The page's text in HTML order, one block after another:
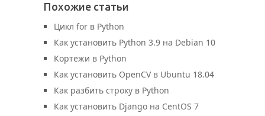
Похожие статьи
Цикл for в Python
Как установить Python 3.9 на Debian 10
Кортежи в Python
Как установить OpenCV в Ubuntu 18.04
Как разбить строку в Python
Как установить Django на CentOS 7